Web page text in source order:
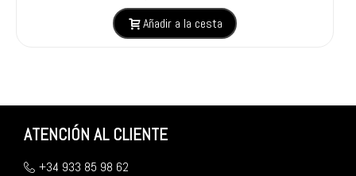
Añadir a la cesta
ATENCIÓN AL CLIENTE
+34 933 85 98 62